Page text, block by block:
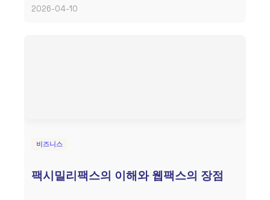
2026-04-10
비즈니스
팩시밀리팩스의 이해와 웹팩스의 장점